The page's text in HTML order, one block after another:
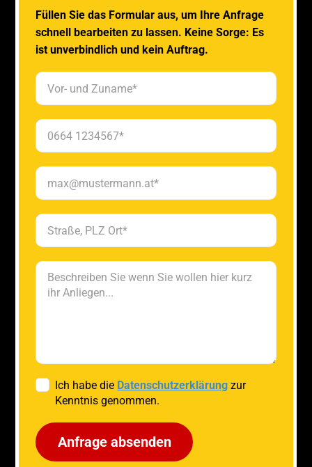
Füllen Sie das Formular aus, um Ihre Anfrage
schnell bearbeiten zu lassen. Keine Sorge: Es
ist unverbindlich und kein Auftrag.
Ich habe die Datenschutzerklärung zur
Kenntnis genommen.